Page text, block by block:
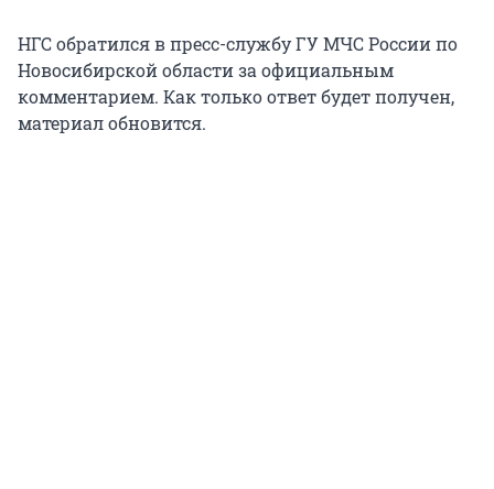
НГС обратился в пресс-службу ГУ МЧС России по
Новосибирской области за официальным
комментарием. Как только ответ будет получен,
материал обновится.